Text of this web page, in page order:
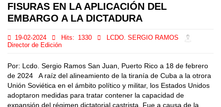
FISURAS EN LA APLICACIÓN DEL
EMBARGO A LA DICTADURA
19-02-2024 Hits: 1330
LCDO. SERGIO RAMOS
Director de Edición
Por: Lcdo. Sergio Ramos San Juan, Puerto Rico a 18 de febrero
de 2024 A raíz del alineamiento de la tiranía de Cuba a la otrora
Unión Soviética en el ámbito político y militar, los Estados Unidos
adoptaron medidas para tratar contener la capacidad de
expansión del régimen dictatorial castrista. Fue a causa de la